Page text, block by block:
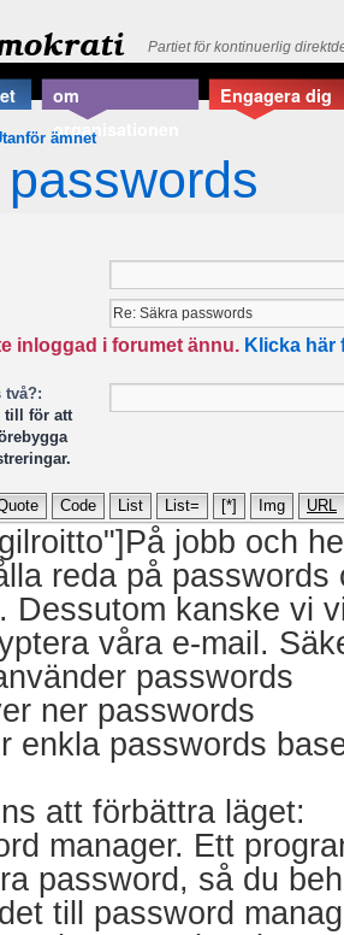
Partiet för kontinuerlig
om
organisationen
Engagera dig
ämnet
inloggad i forumet ännu. Klicka här
två?:
till för att